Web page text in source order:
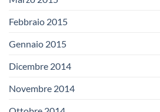
Febbraio 2015
Gennaio 2015
Dicembre 2014
Novembre 2014